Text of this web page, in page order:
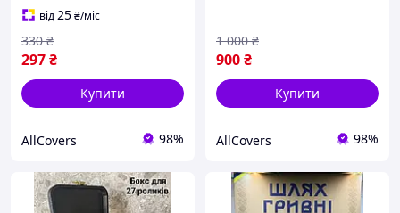
від25₴/міс
297₴
330 ₴
Купити
AllCovers 98%
900₴
1 000 ₴
Купити
AllCovers 98%